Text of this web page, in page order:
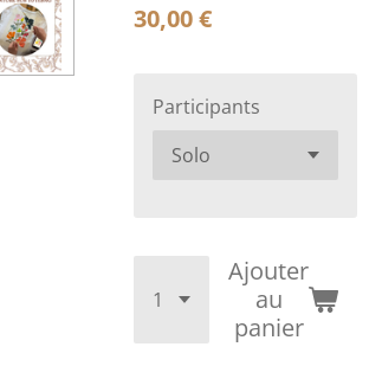
30,00 €
Participants
Ajouter
au
panier